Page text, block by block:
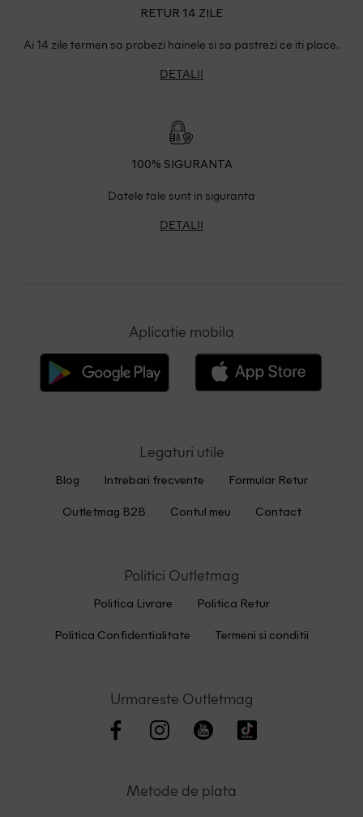
RETUR 14 ZILE
Ai 14 zile termen sa probezi hainele si sa pastrezi ce iti place.
DETALII
100% SIGURANTA
Datele tale sunt in siguranta
DETALII
Aplicatie mobila
Legaturi utile
Blog Intrebari frecvente Formular Retur
Outletmag B2B Contul meu Contact
Politici Outletmag
Politica Livrare Politica Retur
Politica Confidentialitate Termeni si conditii
Urmareste Outletmag
Metode de plata